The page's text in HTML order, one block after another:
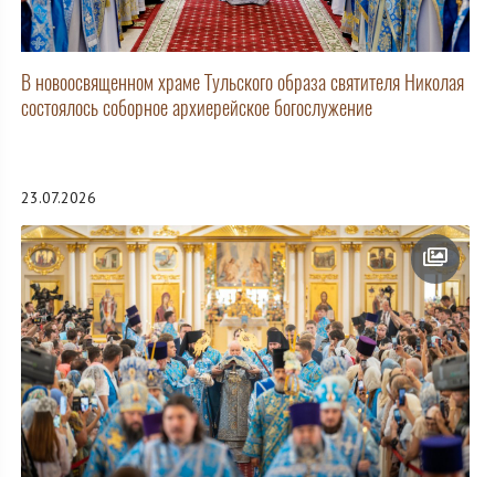
В новоосвященном храме Тульского образа святителя Николая
состоялось соборное архиерейское богослужение
23.07.2026